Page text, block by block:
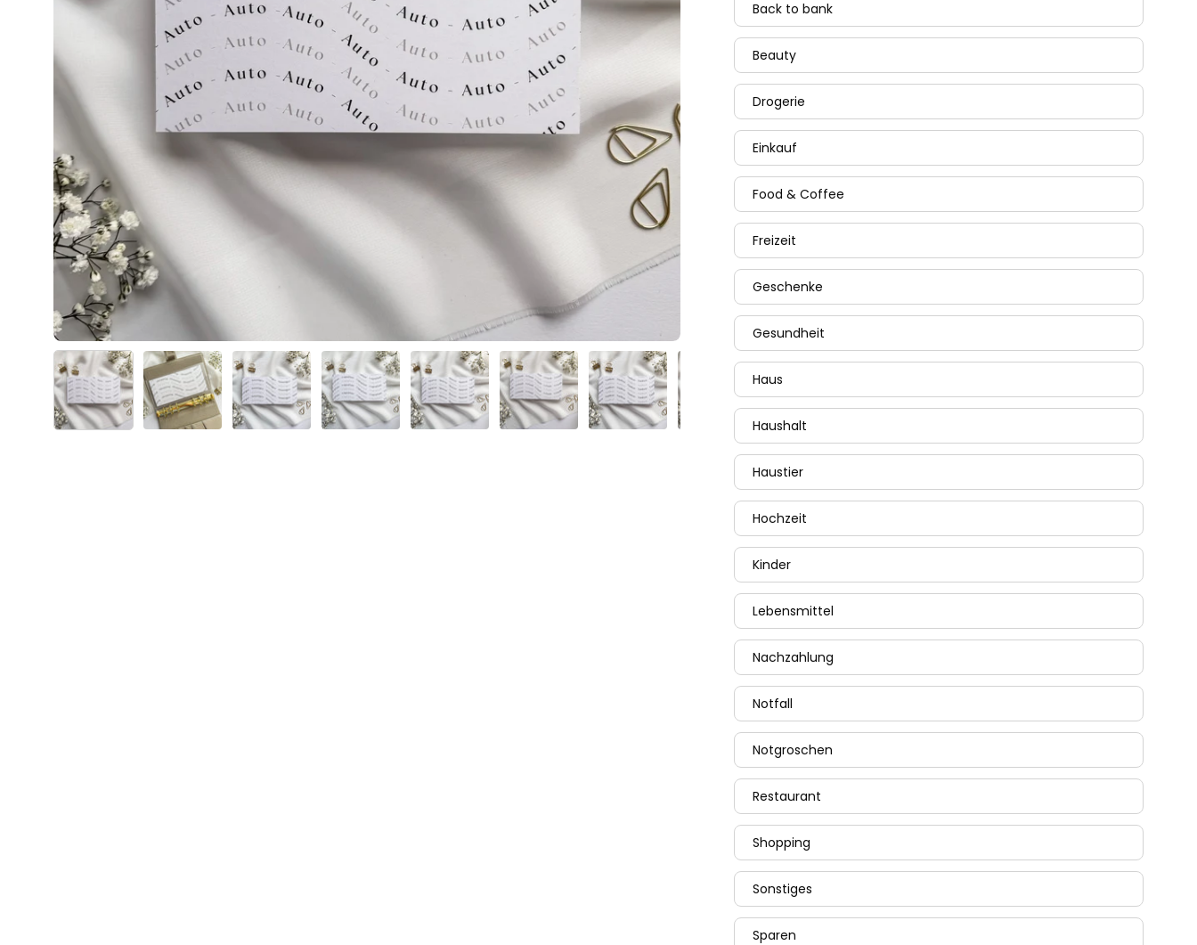
Back to bank
Beauty
Drogerie
Einkauf
Food & Coffee
Freizeit
Geschenke
Gesundheit
Haus
Haushalt
Haustier
Hochzeit
Kinder
Lebensmittel
Nachzahlung
Notfall
Notgroschen
Restaurant
Shopping
Sonstiges
Sparen